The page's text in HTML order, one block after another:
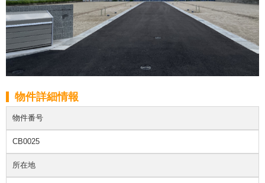
物件詳細情報
物件番号
CB0025
所在地